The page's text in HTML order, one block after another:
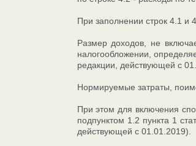
При заполнении строк 4.1 и
Размер доходов, не
налогообложении,
редакции, действующей с
Нормируемые затраты,
При этом для включения
подпунктом 1.2 пункта 1
действующей с 01.01.2019).